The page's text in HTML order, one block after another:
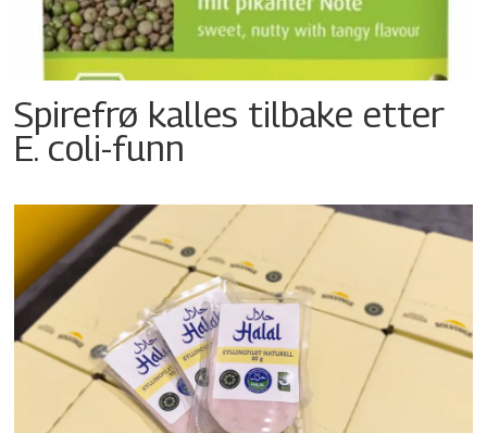
Spirefrø kalles tilbake etter
E. coli-funn